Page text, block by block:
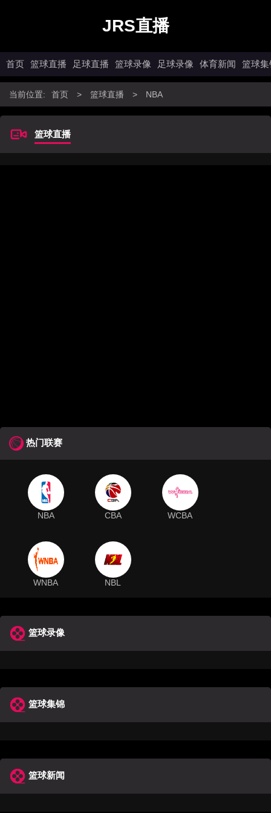
JRS直播
首页 篮球直播 足球直播 篮球录像 足球录像 体育新闻 篮球集
当前位置: 首页 > 篮球直播 > NBA
篮球直播
热门联赛
NBA CBA WCBA
WNBA NBL
篮球录像
篮球集锦
篮球新闻